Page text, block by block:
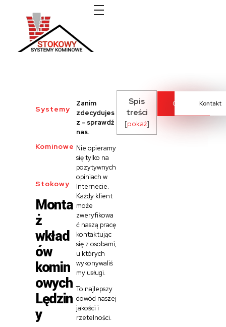
Systemy
Kominowe
Stokowy
Monta
ż
wkład
ów
komin
owych
Lędzin
y
Zanim
zdecydujes
z - sprawdź
nas.
Nie opieramy
się tylko na
pozytywnych
opiniach w
Internecie.
Każdy klient
może
zweryfikowa
ć naszą pracę
kontaktując
się z osobami,
u których
wykonywaliś
my usługi.
To najlepszy
dowód naszej
jakości i
rzetelności.
Spis
treści
[pokaż]
Cennik Kontakt